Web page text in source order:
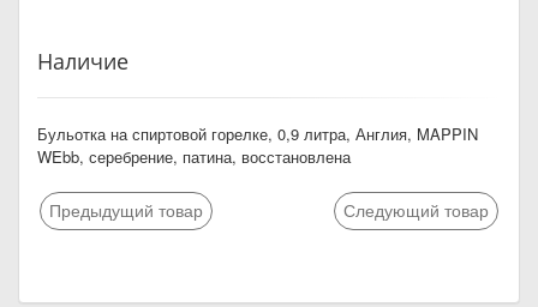
Наличие
Бульотка на спиртовой горелке, 0,9 литра, Англия, MAPPIN
WEbb, серебрение, патина, восстановлена
Предыдущий товар Следующий товар